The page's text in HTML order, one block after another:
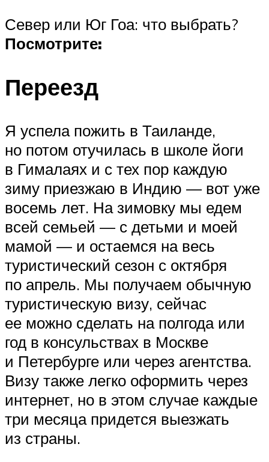
Север или Юг Гоа: что выбрать?
Посмотрите:
Переезд
Я успела пожить в Таиланде,
но потом отучилась в школе йоги
в Гималаях и с тех пор каждую
зиму приезжаю в Индию — вот уже
восемь лет. На зимовку мы едем
всей семьей — с детьми и моей
мамой — и остаемся на весь
туристический сезон с октября
по апрель. Мы получаем обычную
туристическую визу, сейчас
ее можно сделать на полгода или
год в консульствах в Москве
и Петербурге или через агентства.
Визу также легко оформить через
интернет, но в этом случае каждые
три месяца придется выезжать
из страны.